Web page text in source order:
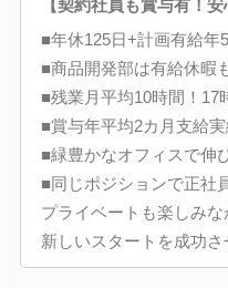
【契約社員も賞与有！安
■年休125日+計画有給年
■商品開発部は有給休暇
■残業月平均10時間！17
■賞与年平均2カ月支給
■緑豊かなオフィスで伸
■同じポジションで正社
プライベートも楽しみな
新しいスタートを成功さ